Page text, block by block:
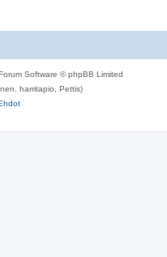
Software © phpBB Limited
harritapio, Pettis)